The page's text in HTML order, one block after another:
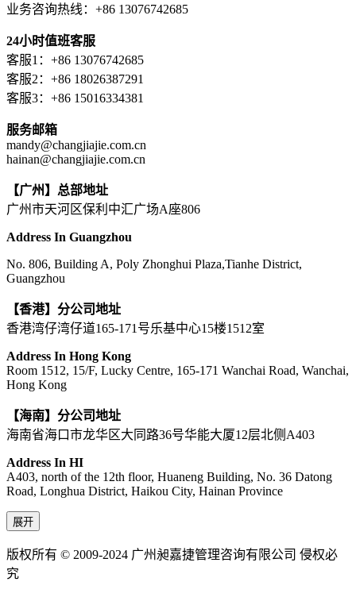
业务咨询热线：+86 13076742685
24小时值班客服
客服1：+86 13076742685
客服2：+86 18026387291
客服3：+86 15016334381
服务邮箱
mandy@changjiajie.com.cn
hainan@changjiajie.com.cn
【广州】总部地址
广州市天河区保利中汇广场A座806
Address In Guangzhou
No. 806, Building A, Poly Zhonghui Plaza,Tianhe District,
Guangzhou
【香港】分公司地址
香港湾仔湾仔道165-171号乐基中心15楼1512室
Address In Hong Kong
Room 1512, 15/F, Lucky Centre, 165-171 Wanchai Road, Wanchai,
Hong Kong
【海南】分公司地址
海南省海口市龙华区大同路36号华能大厦12层北侧A403
Address In HI
A403, north of the 12th floor, Huaneng Building, No. 36 Datong
Road, Longhua District, Haikou City, Hainan Province
展开
版权所有 © 2009-2024 广州昶嘉捷管理咨询有限公司 侵权必
究